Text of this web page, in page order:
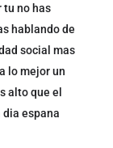
tu no has
hablando de
social mas
lo mejor un
alto que el
espana